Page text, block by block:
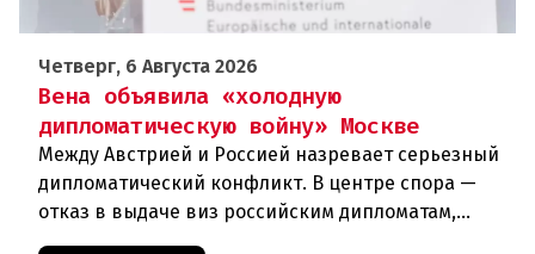
Четверг, 6 Августа 2026
Вена объявила «холодную
дипломатическую войну» Москве
Между Австрией и Россией назревает серьезный
дипломатический конфликт. В центре спора —
отказ в выдаче виз российским дипломатам,